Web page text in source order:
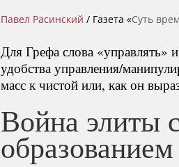
Павел Расинский / Газета «Суть
Для Грефа слова
удобства управления/
масс к чистой или, как он
Война элиты
образованием